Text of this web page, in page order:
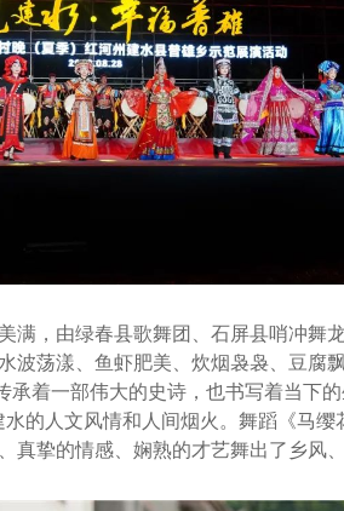
，由绿春县歌舞团、石屏县哨冲舞
波荡漾、鱼虾肥美、炊烟袅袅、豆腐
承着一部伟大的史诗，也书写着当下
人文风情和人间烟火。舞蹈《马缨
真挚的情感、娴熟的才艺舞出了乡风